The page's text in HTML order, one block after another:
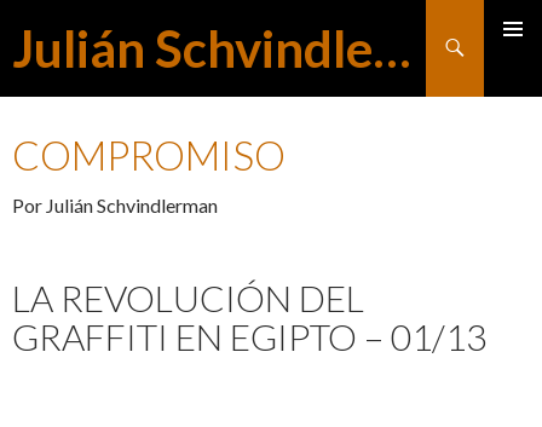
Julián Schvindlerman
Buscar
COMPROMISO
Por Julián Schvindlerman
LA REVOLUCIÓN DEL
GRAFFITI EN EGIPTO – 01/13